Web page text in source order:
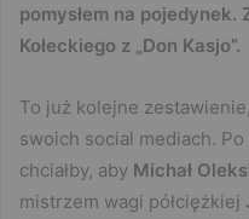
pomysłem na pojedynek.
Kołeckiego z „Don Kasjo”.
To już kolejne
swoich social mediach.
chciałby, aby Michał
mistrzem wagi półciężkiej